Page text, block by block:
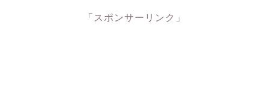
「スポンサーリンク」